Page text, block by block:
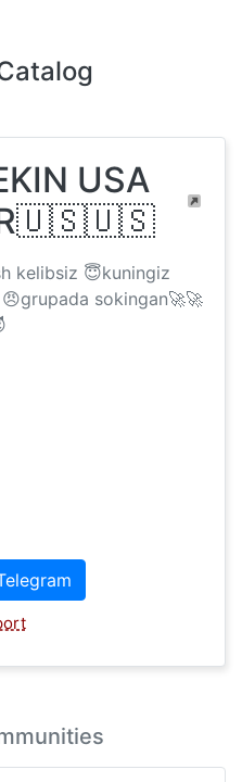
USA
kelibsiz 😇kuningiz
sokingan🚀🚀